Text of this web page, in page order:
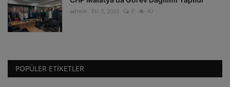
admin Eki 3, 2023 0 40
POPÜLER ETIKETLER